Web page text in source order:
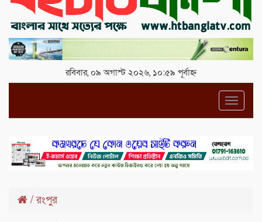
রবিবার, ০৯ অগাস্ট ২০২৬, ১০:৫৯ পূর্বাহ্ন
/রংপুর